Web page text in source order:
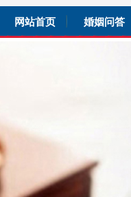
网站首页 婚姻问答